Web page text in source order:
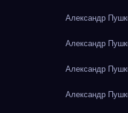
Александр
Александр
Александр
Александр